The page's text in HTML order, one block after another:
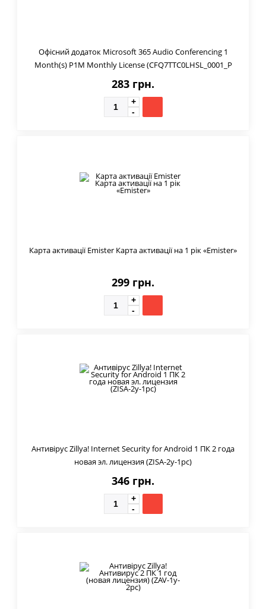
Офісний додаток Microsoft 365 Audio Conferencing 1
Month(s) P1M Monthly License (CFQ7TTC0LHSL_0001_P
283 грн.
Карта активації Emister Карта активації на 1 рік «Emister»
299 грн.
Антивірус Zillya! Internet Security for Android 1 ПК 2 года
новая эл. лицензия (ZISA-2y-1pc)
346 грн.